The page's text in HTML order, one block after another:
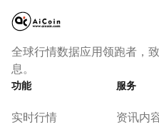
全球行情数据应用领跑者，
息。
功能
实时行情
服务
资讯内